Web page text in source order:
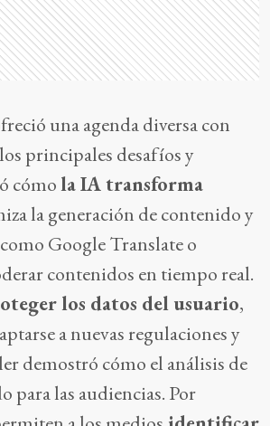
una agenda diversa con
principales desafíos y
cómola IA transforma
la generación de contenido y
Google Translate o
contenidos en tiempo real.
los datos del usuario,
a nuevas regulaciones y
demostró cómo el análisis de
para las audiencias. Por